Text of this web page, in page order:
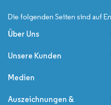
Die folgenden Seiten sind auf
Über Uns
Unsere Kunden
Medien
Auszeichnungen &